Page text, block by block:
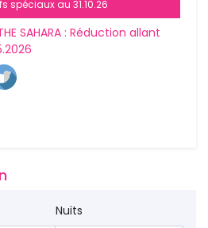
spéciaux au 31.10.26
THE SAHARA : Réduction allant
Nuits